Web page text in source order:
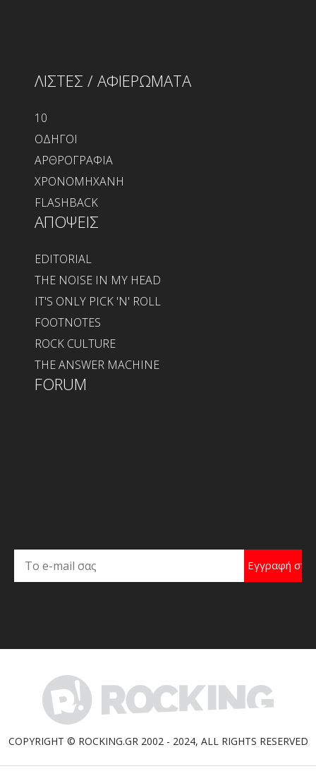
ΛΙΣΤΕΣ / ΑΦΙΕΡΩΜΑΤΑ
10
ΟΔΗΓΟΙ
ΑΡΘΡΟΓΡΑΦΙΑ
ΧΡΟΝΟΜΗΧΑΝΗ
FLASHBACK
ΑΠΟΨΕΙΣ
EDITORIAL
THE NOISE IN MY HEAD
IT'S ONLY PICK 'N' ROLL
FOOTNOTES
ROCK CULTURE
THE ANSWER MACHINE
FORUM
COPYRIGHT © ROCKING.GR 2002 - 2024, ALL RIGHTS RESERVED